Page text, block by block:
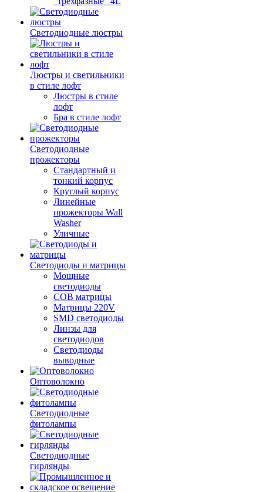
Светодиодные люстры
Люстры и светильники
в стиле лофт
Люстры в стиле
лофт
Бра в стиле лофт
Светодиодные
прожекторы
Стандартный и
тонкий корпус
Круглый корпус
Линейные
прожекторы Wall
Washer
Уличные
Светодиоды и матрицы
Мощные
светодиоды
COB матрицы
Матрицы 220V
SMD светодиоды
Линзы для
светодиодов
Светодиоды
выводные
Оптоволокно
Светодиодные
фитолампы
Светодиодные
гирлянды